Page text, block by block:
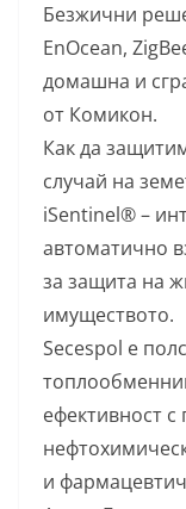
Безжични
EnOcean,
домашна и
от Комикон.
Как да
случай на
iSentinel® –
автоматично
за защита на
имуществото.
Secespol е
ефективност
и